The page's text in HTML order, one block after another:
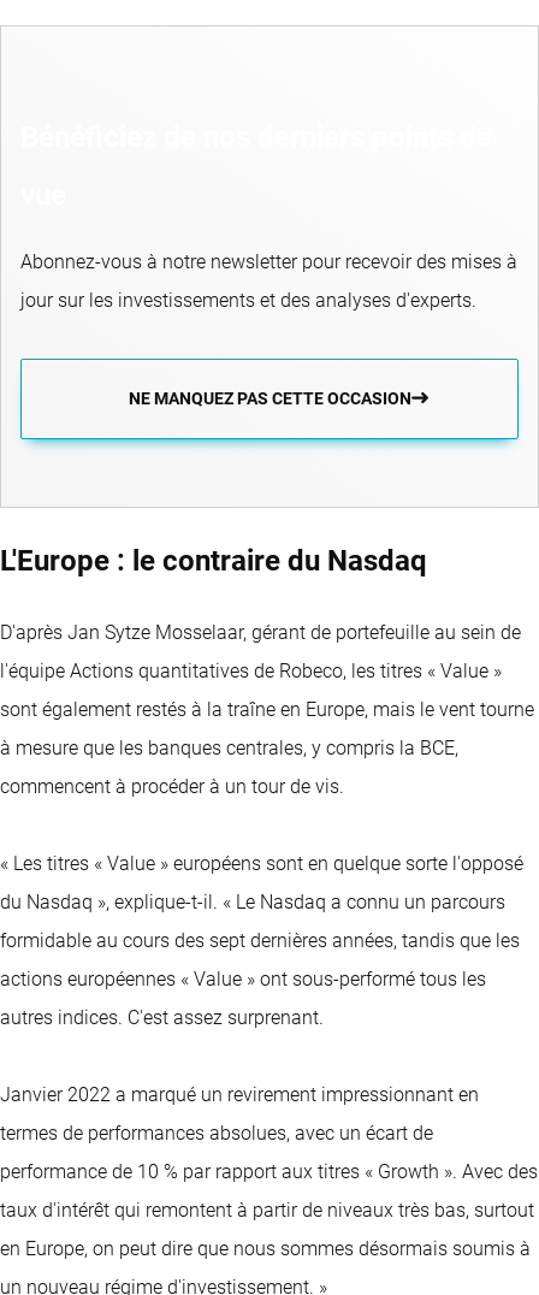
Abonnez-vous à notre newsletter pour recevoir des mises à
jour sur les investissements et des analyses d'experts.
NE MANQUEZ PAS CETTE OCCASION
L'Europe : le contraire du Nasdaq
D'après Jan Sytze Mosselaar, gérant de portefeuille au sein de
l'équipe Actions quantitatives de Robeco, les titres « Value »
sont également restés à la traîne en Europe, mais le vent tourne
à mesure que les banques centrales, y compris la BCE,
commencent à procéder à un tour de vis.
« Les titres « Value » européens sont en quelque sorte l'opposé
du Nasdaq », explique-t-il. « Le Nasdaq a connu un parcours
formidable au cours des sept dernières années, tandis que les
actions européennes « Value » ont sous-performé tous les
autres indices. C'est assez surprenant.
Janvier 2022 a marqué un revirement impressionnant en
termes de performances absolues, avec un écart de
performance de 10 % par rapport aux titres « Growth ». Avec des
taux d'intérêt qui remontent à partir de niveaux très bas, surtout
en Europe, on peut dire que nous sommes désormais soumis à
un nouveau régime d'investissement. »